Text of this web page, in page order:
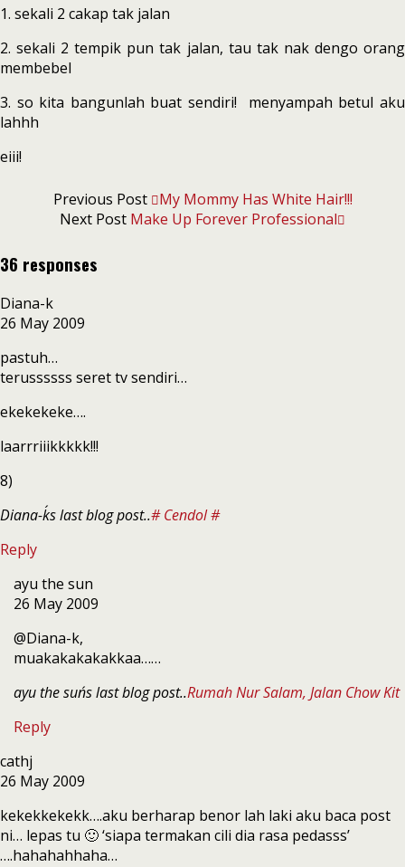
1. sekali 2 cakap tak jalan
2. sekali 2 tempik pun tak jalan, tau tak nak dengo orang
membebel
3. so kita bangunlah buat sendiri! menyampah betul aku
lahhh
eiii!
Previous Post
My Mommy Has White Hair!!!
Next Post Make Up Forever Professional
36 responses
Diana-k
26 May 2009
pastuh…
terussssss seret tv sendiri…
ekekekeke….
laarrriiikkkkk!!!
8)
Diana-k´s last blog post..# Cendol #
Reply
ayu the sun
26 May 2009
@Diana-k,
muakakakakakkaa……
ayu the sun´s last blog post..Rumah Nur Salam, Jalan Chow Kit
Reply
cathj
26 May 2009
kekekkekekk….aku berharap benor lah laki aku baca post
ni… lepas tu 🙂 ‘siapa termakan cili dia rasa pedasss’
….hahahahhaha…